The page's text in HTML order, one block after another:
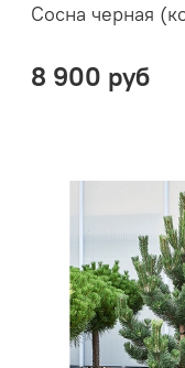
Сосна черная
8 900 руб